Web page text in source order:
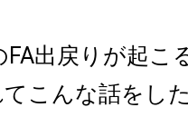
FA出戻りが起こ
こんな話をし